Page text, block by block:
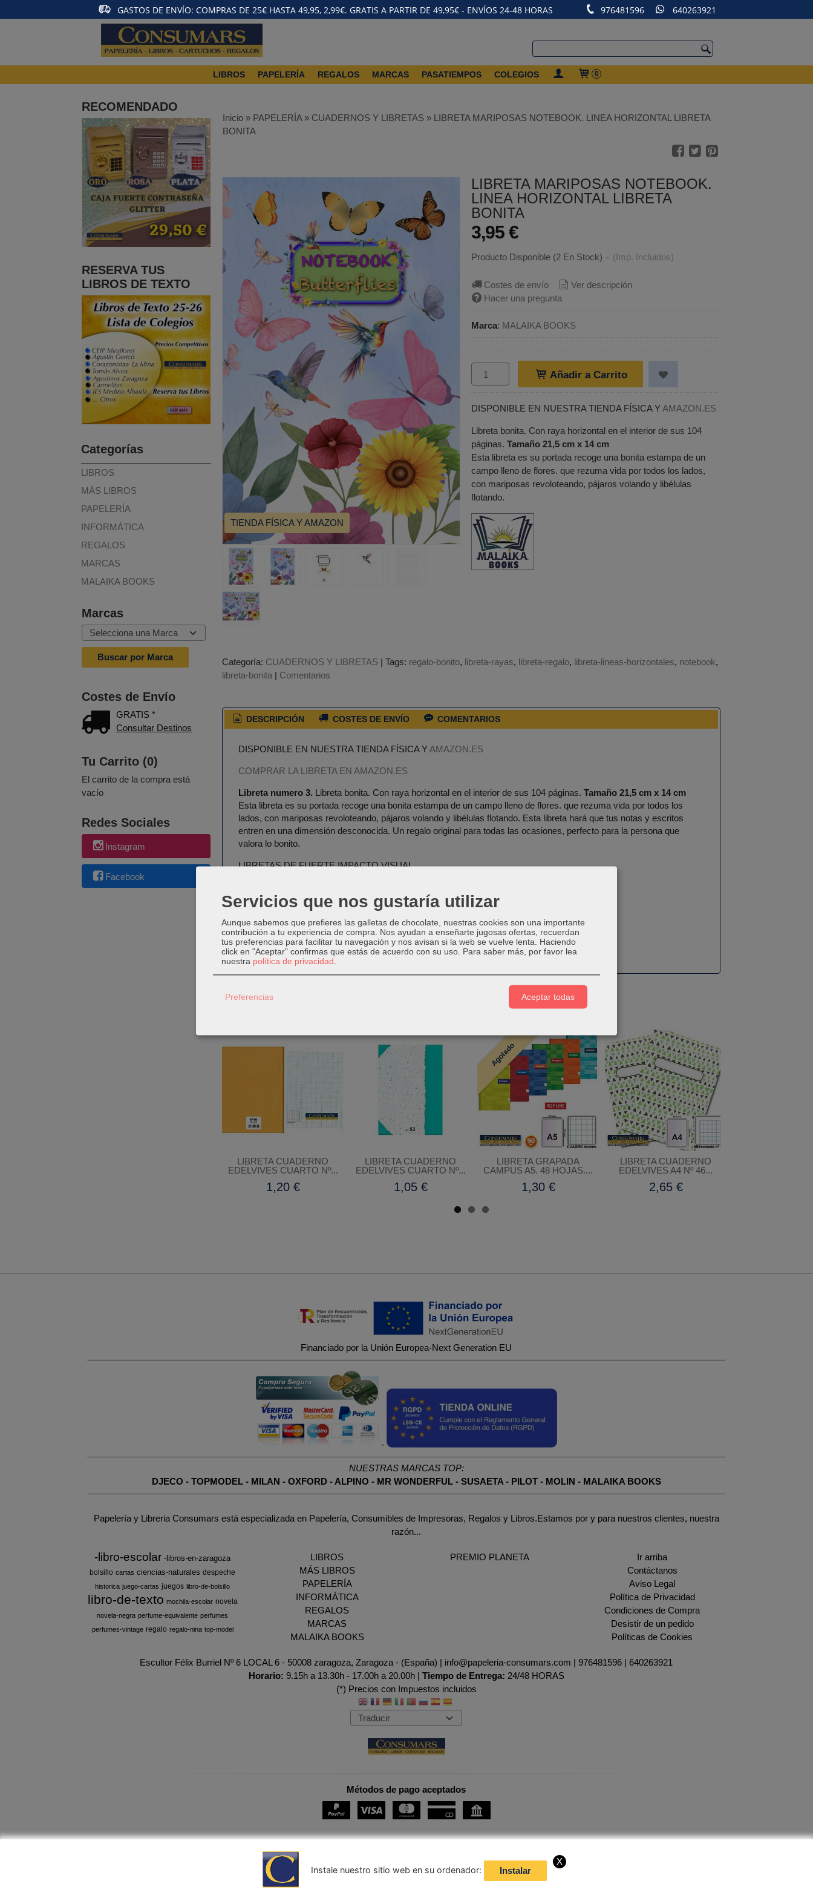
GASTOS DE ENVÍO: COMPRAS DE 25€ HASTA 49,95, 2,99€. GRATIS A PARTIR DE 49,95€ - ENVÍOS 24-48 HORAS 976481596 640263921
LIBROS PAPELERÍA REGALOS MARCAS PASATIEMPOS COLEGIOS 0
RECOMENDADO
RESERVA TUS
LIBROS DE TEXTO
Categorías
LIBROS
MÁS LIBROS
PAPELERÍA
INFORMÁTICA
REGALOS
MARCAS
MALAIKA BOOKS
Marcas
Costes de Envío
GRATIS *
Consultar Destinos
Tu Carrito (0)
El carrito de la compra está
vacío
Redes Sociales
Instagram
Facebook
Inicio » PAPELERÍA» CUADERNOS Y LIBRETAS » LIBRETA MARIPOSAS NOTEBOOK. LINEA HORIZONTAL LIBRETA
BONITA
TIENDA FÍSICA Y AMAZON
LIBRETA MARIPOSAS NOTEBOOK.
LINEA HORIZONTAL LIBRETA
BONITA
3,95 €
Producto Disponible (2 En Stock) - (Imp. Incluidos)
Costes de envío
Ver descripción
Hacer una pregunta
Marca: MALAIKA BOOKS
Añadir a Carrito
DISPONIBLE EN NUESTRA TIENDA FÍSICA YAMAZON.ES
Libreta bonita. Con raya horizontal en el interior de sus 104
páginas.Tamaño 21,5 cm x 14 cm
Esta libreta es su portada recoge una bonita estampa de un
campo lleno de flores. que rezuma vida por todos los lados,
con mariposas revoloteando, pájaros volando y libélulas
flotando.
Categoría: CUADERNOS Y LIBRETAS |Tags: regalo-bonito libreta-rayas libreta-regalo libreta-lineas-horizontales notebook
libreta-bonita | Comentarios
DESCRIPCIÓN COSTES DE ENVÍO COMENTARIOS
DISPONIBLE EN NUESTRA TIENDA FÍSICA YAMAZON.ES
COMPRAR LA LIBRETA EN AMAZON.ES
Libreta numero 3. Libreta bonita. Con raya horizontal en el interior de sus 104 páginas. Tamaño 21,5 cm x 14 cm
Esta libreta es su portada recoge una bonita estampa de un campo lleno de flores. que rezuma vida por todos los
lados, con mariposas revoloteando, pájaros volando y libélulas flotando. Esta libreta hará que tus notas y escritos
entren en una dimensión desconocida. Un regalo original para todas las ocasiones, perfecto para la persona que
valora lo bonito.
LIBRETAS DE FUERTE IMPACTO VISUAL
LIBRETA CUADERNO
EDELVIVES CUARTO Nº...
1,20 €
LIBRETA CUADERNO
EDELVIVES CUARTO Nº...
1,05 €
Agotado
LIBRETA GRAPADA
CAMPUS A5. 48 HOJAS....
1,30 €
LIBRETA CUADERNO
EDELVIVES A4 Nº 46...
2,65 €
Financiado por la Unión Europea-Next Generation EU
-
NUESTRAS MARCAS TOP:
DJECO - TOPMODEL- MILAN - OXFORD - ALPINO - MR WONDERFUL- SUSAETA- PILOT- MOLIN - MALAIKA BOOKS
Papelería y Libreria Consumars está especializada en Papelería, Consumibles de Impresoras, Regalos y Libros.Estamos por y para nuestros clientes, nuestra
razón...
-libro-escolar -libros-en-zaragoza
bolsillo cartas ciencias-naturales despeche
historica juego-cartas juegos libro-de-bolsillo
libro-de-texto mochila-escolar novela
novela-negra perfume-equivalente perfumes
perfumes-vintage regalo regalo-nina top-model
LIBROS
MÁS LIBROS
PAPELERÍA
INFORMÁTICA
REGALOS
MARCAS
MALAIKA BOOKS
PREMIO PLANETA
Ir arriba
Contáctanos
Aviso Legal
Política de Privacidad
Condiciones de Compra
Desistir de un pedido
Políticas de Cookies
Escultor Félix Burriel Nº 6 LOCAL 6 - 50008 zaragoza, Zaragoza - (España) | info@papeleria-consumars.com |976481596 |640263921
Horario: 9.15h a 13.30h - 17.00h a 20.00h | Tiempo de Entrega: 24/48 HORAS
(*) Precios con Impuestos incluidos
Métodos de pago aceptados
Instale nuestro sitio web en su ordenador: Instalar
X
Servicios que nos gustaría utilizar
Aunque sabemos que prefieres las galletas de chocolate, nuestras cookies son una importante
contribución a tu experiencia de compra. Nos ayudan a enseñarte jugosas ofertas, recuerdan
tus preferencias para facilitar tu navegación y nos avisan si la web se vuelve lenta. Haciendo
click en "Aceptar" confirmas que estás de acuerdo con su uso. Para saber más, por favor lea
nuestra política de privacidad
Preferencias Aceptar todas